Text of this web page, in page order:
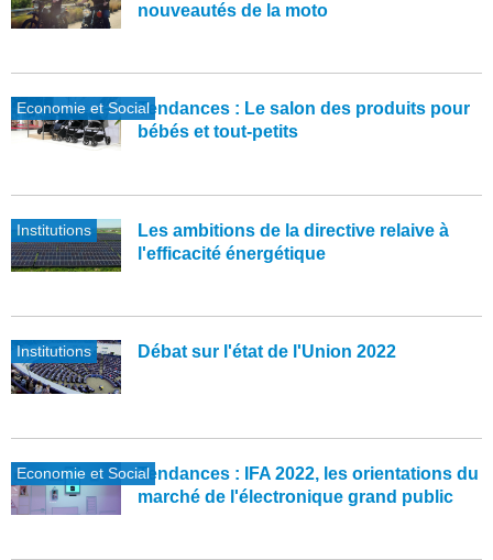
nouveautés de la moto
Economie et SocialTendances : Le salon des produits pour
bébés et tout-petits
Institutions
Les ambitions de la directive relaive à
l'efficacité énergétique
Institutions Débat sur l'état de l'Union 2022
Economie et SocialTendances : IFA 2022, les orientations du
marché de l'électronique grand public